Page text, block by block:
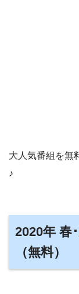
大人気番組を無
♪
2020年 春
（無料）